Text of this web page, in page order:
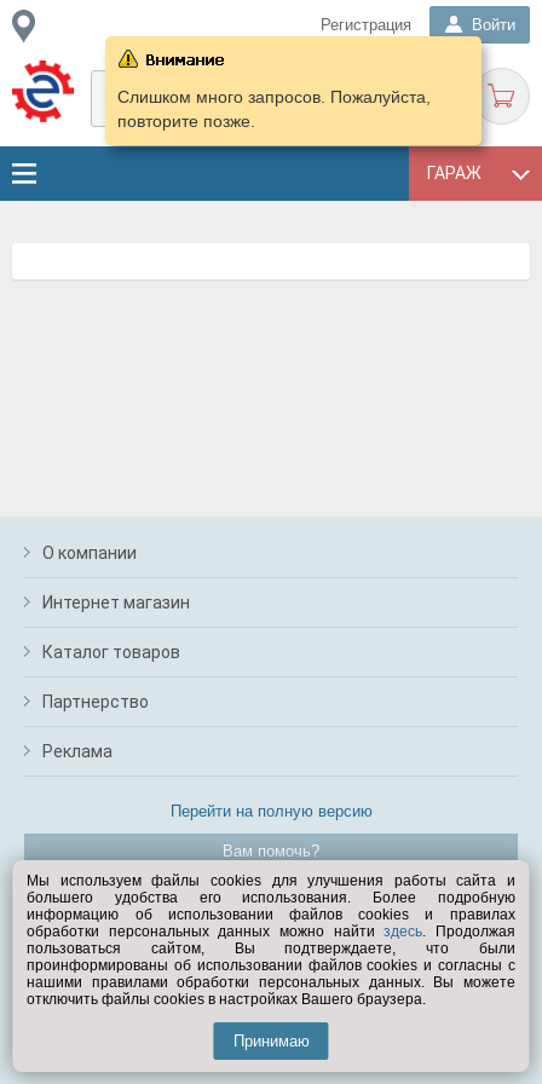
Регистрация Войти
ГАРАЖ
Слишком много запросов. Пожалуйста,
повторите позже.
О компании
Интернет магазин
Каталог товаров
Партнерство
Реклама
Перейти на полную версию
Вам помочь?
© Exist.ru 1998—2026
Мы используем файлы cookies для улучшения работы сайта и
большего удобства его использования. Более подробную
информацию об использовании файлов cookies и правилах
обработки персональных данных можно найтиздесь. Продолжая
пользоваться сайтом, Вы подтверждаете, что были
проинформированы об использовании файлов cookies и согласны с
нашими правилами обработки персональных данных. Вы можете
отключить файлы cookies в настройках Вашего браузера.
Принимаю